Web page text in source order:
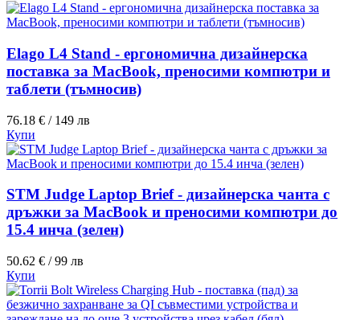
Elago L4 Stand - ергономична дизайнерска
поставка за MacBook, преносими компютри и
таблети (тъмносив)
76.18 € / 149 лв
Купи
STM Judge Laptop Brief - дизайнерска чанта с
дръжки за MacBook и преносими компютри до
15.4 инча (зелен)
50.62 € / 99 лв
Купи